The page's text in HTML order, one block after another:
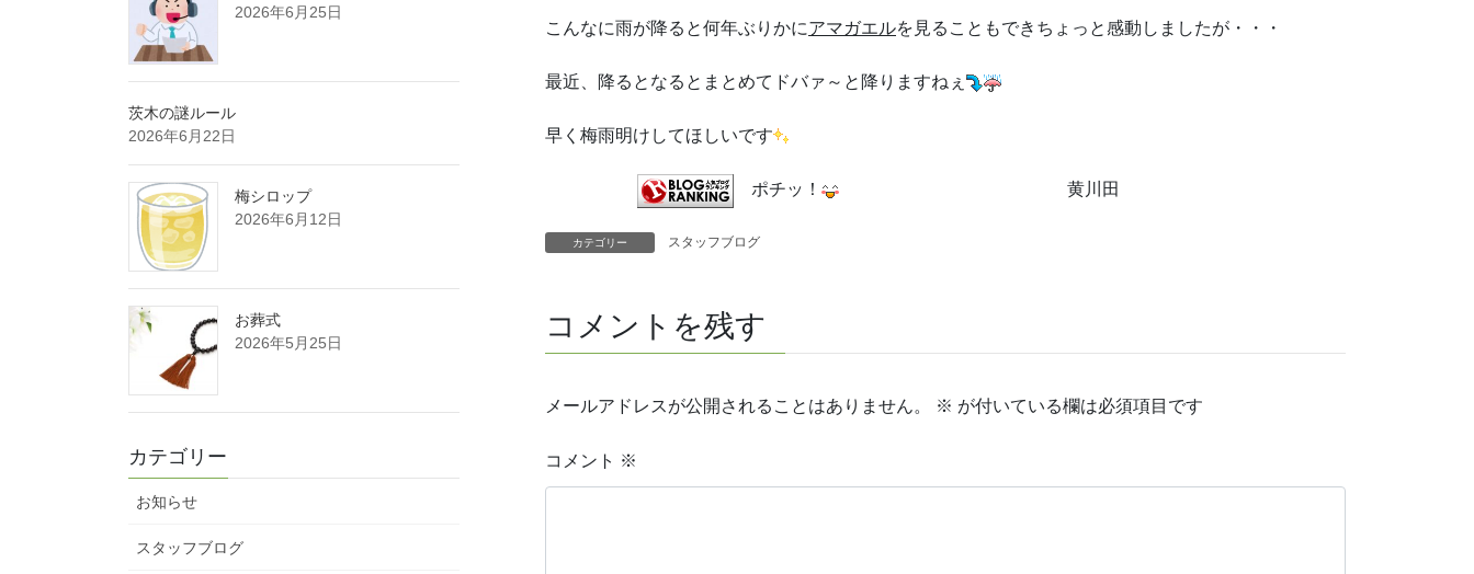
こんなに雨が降ると何年ぶりかにアマガエルを見ることもできちょっと感動しましたが・・・
最近、降るとなるとまとめてドバァ～と降りますねぇ
早く梅雨明けしてほしいです
ポチッ！ 黄川田
カテゴリー スタッフブログ
コメントを残す
メールアドレスが公開されることはありません。 ※ が付いている欄は必須項目です
コメント ※
2026年6月25日
茨木の謎ルール
2026年6月22日
梅シロップ
2026年6月12日
お葬式
2026年5月25日
カテゴリー
お知らせ
スタッフブログ